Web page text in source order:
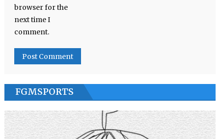
browser for the
next time I
comment.
FGMSPORTS